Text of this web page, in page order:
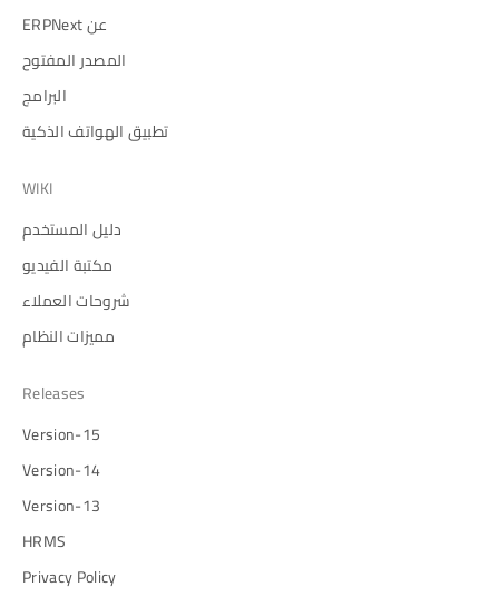
عن ERPNext
المصدر المفتوح
البرامج
تطبيق الهواتف الذكية
WIKI
دليل المستخدم
مكتبة الفيديو
شروحات العملاء
مميزات النظام
Releases
Version-15
Version-14
Version-13
HRMS
Privacy Policy